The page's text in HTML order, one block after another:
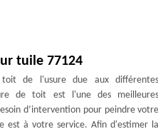
tuile 77124
de l'usure due aux différentes
de toit est l'une des meilleures
d’intervention pour peindre votre
est à votre service. Afin d'estimer la